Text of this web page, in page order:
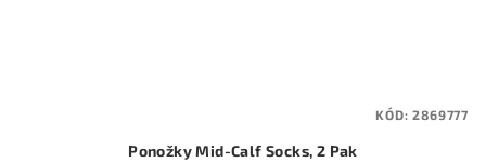
Ponožky Mid-Calf Socks, 2 Pak
KÓD:2869777